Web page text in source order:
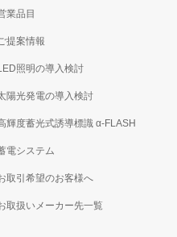
業品目
提案情報
照明の導入検討
陽光発電の導入検討
輝度蓄光式誘導標識 α‐FLASH
電システム
取引希望のお客様へ
取扱いメーカー先一覧